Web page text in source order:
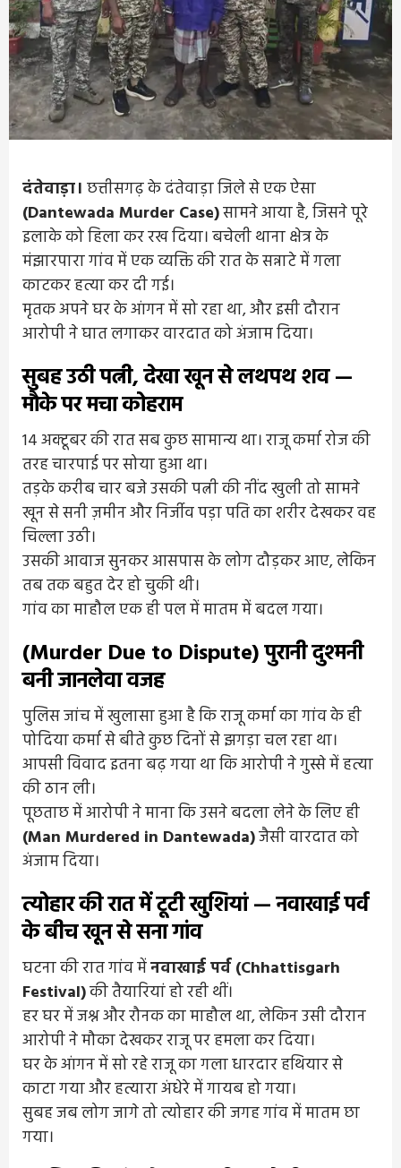
दंतेवाड़ा। छत्तीसगढ़ के दंतेवाड़ा जिले से एक ऐसा
(Dantewada Murder Case)सामने आया है, जिसने पूरे
इलाके को हिला कर रख दिया। बचेली थाना क्षेत्र के
मंझारपारा गांव में एक व्यक्ति की रात के सन्नाटे में गला
काटकर हत्या कर दी गई।
मृतक अपने घर के आंगन में सो रहा था, और इसी दौरान
आरोपी ने घात लगाकर वारदात को अंजाम दिया।
सुबह उठी पत्नी, देखा खून से लथपथ शव —
मौके पर मचा कोहराम
14 अक्टूबर की रात सब कुछ सामान्य था। राजू कर्मा रोज की
तरह चारपाई पर सोया हुआ था।
तड़के करीब चार बजे उसकी पत्नी की नींद खुली तो सामने
खून से सनी ज़मीन और निर्जीव पड़ा पति का शरीर देखकर वह
चिल्ला उठी।
उसकी आवाज सुनकर आसपास के लोग दौड़कर आए, लेकिन
तब तक बहुत देर हो चुकी थी।
गांव का माहौल एक ही पल में मातम में बदल गया।
(Murder Due to Dispute) पुरानी दुश्मनी
बनी जानलेवा वजह
पुलिस जांच में खुलासा हुआ है कि राजू कर्मा का गांव के ही
पोदिया कर्मा से बीते कुछ दिनों से झगड़ा चल रहा था।
आपसी विवाद इतना बढ़ गया था कि आरोपी ने गुस्से में हत्या
की ठान ली।
पूछताछ में आरोपी ने माना कि उसने बदला लेने के लिए ही
(Man Murdered in Dantewada)जैसी वारदात को
अंजाम दिया।
त्योहार की रात में टूटी खुशियां — नवाखाई पर्व
के बीच खून से सना गांव
घटना की रात गांव मेंनवाखाई पर्व (Chhattisgarh
Festival)की तैयारियां हो रही थीं।
हर घर में जश्न और रौनक का माहौल था, लेकिन उसी दौरान
आरोपी ने मौका देखकर राजू पर हमला कर दिया।
घर के आंगन में सो रहे राजू का गला धारदार हथियार से
काटा गया और हत्यारा अंधेरे में गायब हो गया।
सुबह जब लोग जागे तो त्योहार की जगह गांव में मातम छा
गया।